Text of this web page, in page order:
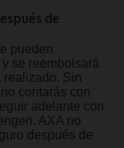
de
pueden
se reembolsará
realizado. Sin
contarás con
adelante con
AXA no
después de